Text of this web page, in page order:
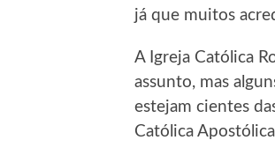
já que muitos
A Igreja Católica
assunto, mas
estejam cientes
Católica